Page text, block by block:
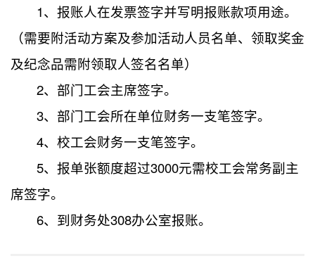
1、报账人在发票签字并写明报账款项用途。
（需要附活动方案及参加活动人员名单、领取奖金
及纪念品需附领取人签名名单）
2、部门工会主席签字。
3、部门工会所在单位财务一支笔签字。
4、校工会财务一支笔签字。
5、报单张额度超过3000元需校工会常务副主
席签字。
6、到财务处308办公室报账。